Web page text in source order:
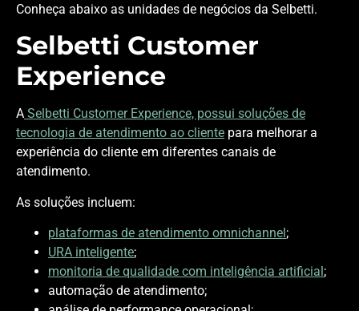
Conheça abaixo as unidades de negócios da Selbetti.
Selbetti Customer
Experience
A Selbetti Customer Experience, possui soluções de
tecnologia de atendimento ao cliente para melhorar a
experiência do cliente em diferentes canais de
atendimento.
As soluções incluem:
plataformas de atendimento omnichannel;
URA inteligente;
monitoria de qualidade com inteligência artificial;
automação de atendimento;